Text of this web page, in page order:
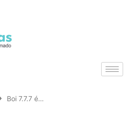
Boi 7.7.7 é…